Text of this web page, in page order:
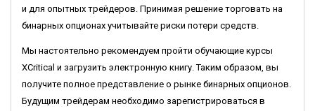
и для опытных трейдеров. Принимая решение торговать на
бинарных опционах учитывайте риски потери средств.
Мы настоятельно рекомендуем пройти обучающие курсы
XCritical и загрузить электронную книгу. Таким образом, вы
получите полное представление о рынке бинарных опционов.
Будущим трейдерам необходимо зарегистрироваться в